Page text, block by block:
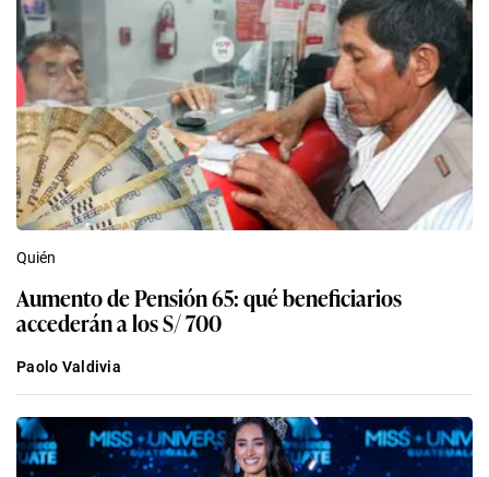
Quién
Aumento de Pensión 65: qué beneficiarios
accederán a los S/ 700
Paolo Valdivia